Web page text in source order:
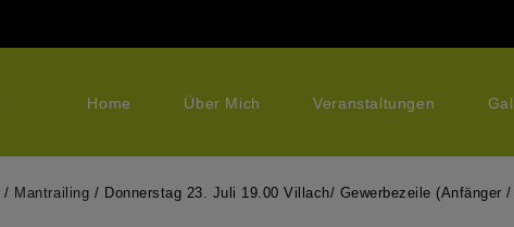
Home Über Mich Veranstaltungen
/ Mantrailing / Donnerstag 23. Juli 19.00 Villach/ Gewerbezeile (Anfänger